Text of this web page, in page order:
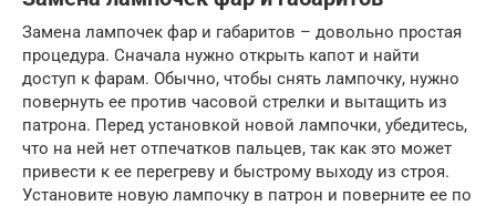
Замена лампочек фар и габаритов – довольно простая
процедура. Сначала нужно открыть капот и найти
доступ к фарам. Обычно, чтобы снять лампочку, нужно
повернуть ее против часовой стрелки и вытащить из
патрона. Перед установкой новой лампочки, убедитесь,
что на ней нет отпечатков пальцев, так как это может
привести к ее перегреву и быстрому выходу из строя.
Установите новую лампочку в патрон и поверните ее по